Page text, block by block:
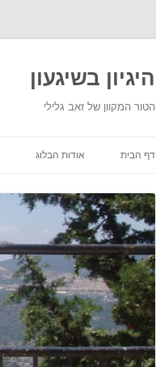
היגיון בשיגעון
הטור המקוון של זאב גלילי
דף הבית אודות הבלוג